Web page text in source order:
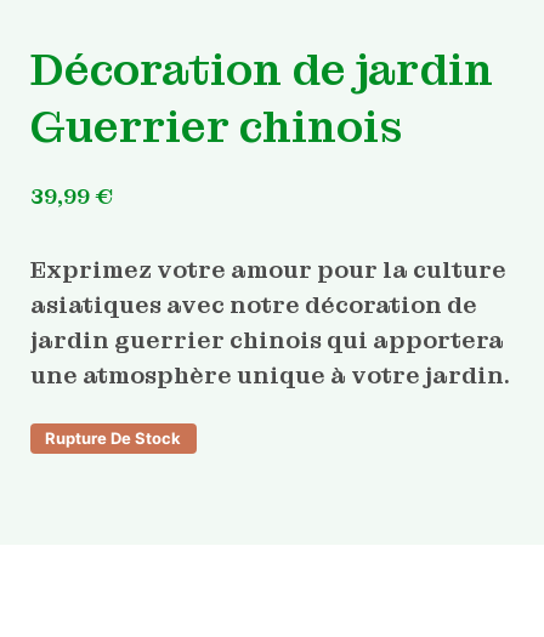
Décoration de jardin
Guerrier chinois
39,99€
Exprimez votre amour pour la culture
asiatiques avec notre décoration de
jardin guerrier chinois qui apportera
une atmosphère unique à votre jardin.
Rupture De Stock